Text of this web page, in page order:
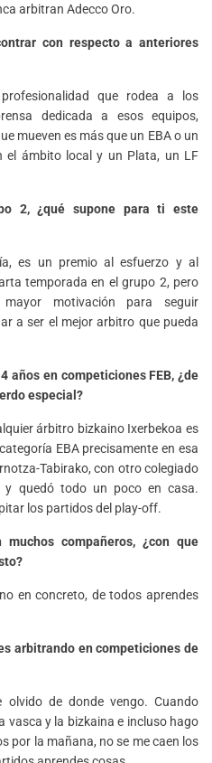
arbitran Adecco Oro.
con respecto a anteriores
que rodea a los
dedicada a esos equipos,
mueven es más que un EBA o un
el ámbito local y un Plata, un LF
2, ¿qué supone para ti este
es un premio al esfuerzo y al
temporada en el grupo 2, pero
motivación para seguir
a ser el mejor arbitro que pueda
años en competiciones FEB, ¿de
especial?
árbitro bizkaino Ixerbekoa es
EBA precisamente en esa
Tabirako, con otro colegiado
y quedó todo un poco en casa.
los partidos del play-off.
compañeros, ¿con que
en concreto, de todos aprendes
arbitrando en competiciones de
de donde vengo. Cuando
vasca y la bizkaina e incluso hago
por la mañana, no se me caen los